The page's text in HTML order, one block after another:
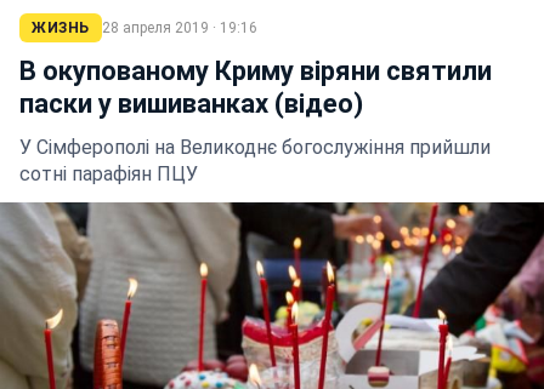
ЖИЗНЬ 28 апреля 2019 · 19:16
В окупованому Криму віряни святили
паски у вишиванках (відео)
У Сімферополі на Великоднє богослужіння прийшли
сотні парафіян ПЦУ